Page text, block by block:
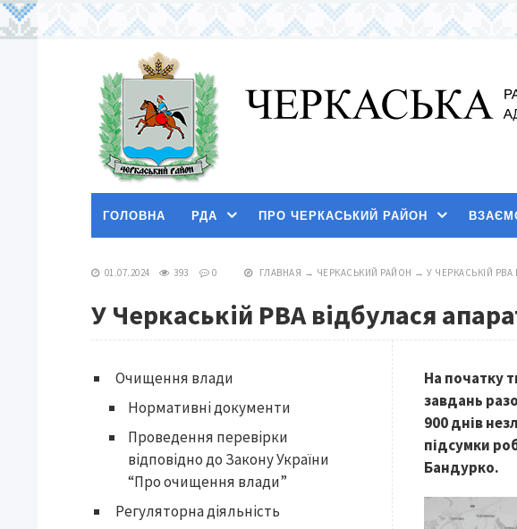
ГОЛОВНА РДА ПРО ЧЕРКАСЬКИЙ РАЙОН
01.07.2024 393 0 ГЛАВНАЯ → ЧЕРКАСЬКИЙ РАЙОН → У ЧЕРКАСЬКІЙ РВА
У Черкаській РВА відбулася
На початку
завдань
900 днів
підсумки
Бандурко.
Очищення влади
Нормативні документи
Проведення перевірки
відповідно до Закону України
“Про очищення влади”
Регуляторна діяльність